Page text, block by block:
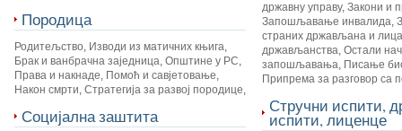
Породица
Родитељство, Изводи из матичних књига,
Брак и ванбрачна заједница, Општине у РС,
Права и накнаде, Помоћ и савјетовање,
Након смрти, Стратегија за развој породице,
Социјална заштита
државну управу, Закони и
Запошљавање инвалида,
страних држављана и
држављанства, Остали
запошљавања, Писање
Припрема за разговор са
Стручни испити,
испити, лиценце